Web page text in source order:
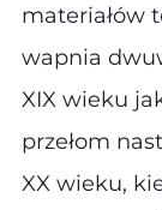
materiałów
wapnia
XIX wieku
przełom
XX wieku,